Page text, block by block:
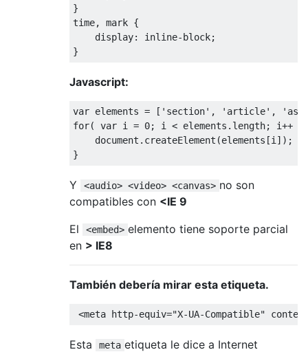
}
time, mark {
    display
: inline-block;
}
Javascript:
var elements = [ 'section' , 'article' ,
for( var i = 0; i < elements . length; i++
    document
. createElement (elements [i ]);
}
Y <audio> <video> <canvas> no son
compatibles con <IE 9
El
<embed> elemento tiene soporte parcial
en > IE8
También debería mirar esta etiqueta.
<meta http-equiv="X-UA-Compatible"
Esta meta etiqueta le dice a Internet